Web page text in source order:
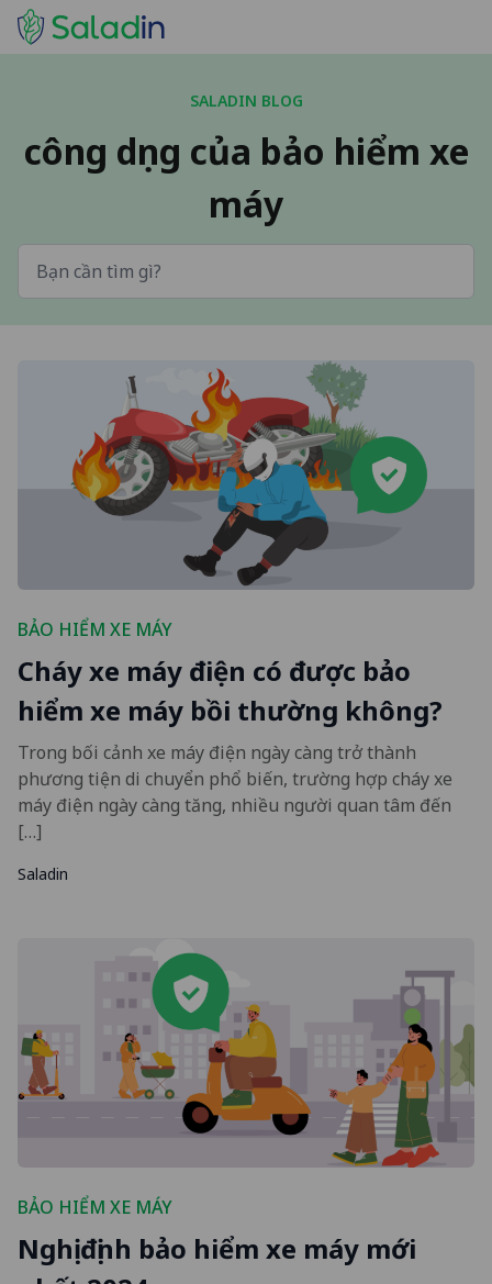
SALADIN BLOG
công dụng của bảo hiểm xe
máy
BẢO HIỂM XE MÁY
Cháy xe máy điện có được bảo
hiểm xe máy bồi thường không?
Trong bối cảnh xe máy điện ngày càng trở thành
phương tiện di chuyển phổ biến, trường hợp cháy xe
máy điện ngày càng tăng, nhiều người quan tâm đến
[…]
Saladin
BẢO HIỂM XE MÁY
Nghị định bảo hiểm xe máy mới